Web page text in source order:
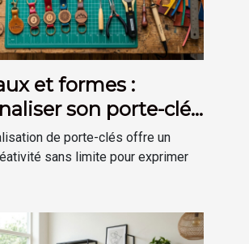
et formes :
son porte-clés
goût
de porte-clés offre un
sans limite pour exprimer